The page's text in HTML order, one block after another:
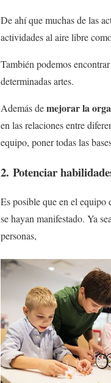
De ahí que muchas de las
actividades al aire libre
También podemos
determinadas artes.
Además demejorar la
en las relaciones entre
equipo, poner todas las
2. Potenciar
Es posible que en el equipo
se hayan manifestado. Ya
personas,